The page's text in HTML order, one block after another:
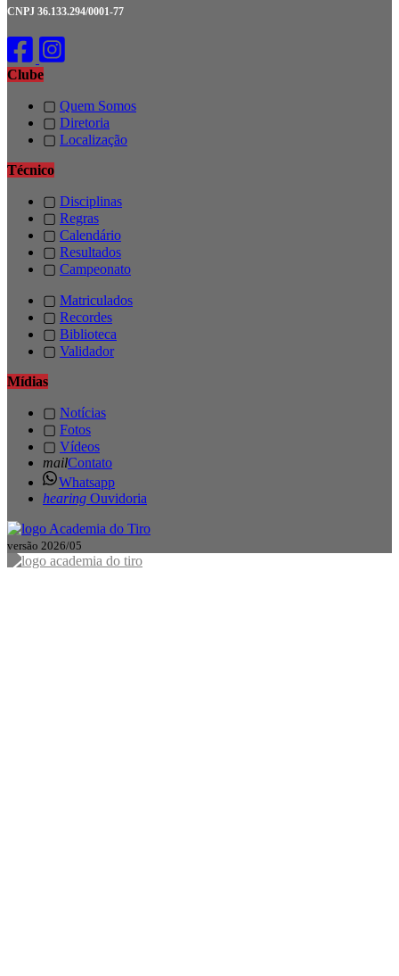
CNPJ 36.133.294/0001-77
Clube
▢ Quem Somos
▢ Diretoria
▢ Localização
Técnico
▢ Disciplinas
▢ Regras
▢ Calendário
▢ Resultados
▢ Campeonato
▢ Matriculados
▢ Recordes
▢ Biblioteca
▢ Validador
Mídias
▢ Notícias
▢ Fotos
▢ Vídeos
mailContato
Whatsapp
hearing Ouvidoria
versão 2026/05